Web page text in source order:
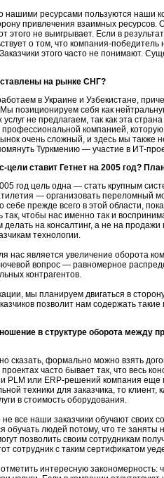
нашими ресурсами пользуются наши
привлечения взаимных
этого не выигрывает. Если в
о том, что компания-победитель
Заказчики этого часто не понимают.
на рынке СНГ?
в Украине и Узбекистане,
позиционируем себя как
не предлагаем, так как эта
профессиональной компанией,
очень сложный, и здесь мы
Туркмению — участие в ИТ-
цели ставит Гетнет на 2005 год?
год цель одна — стать крупным
— организовать переломный
себе прежде всего в этой области,
так, чтобы нас именно так и
на консалтинг, а не на
технологии.
нас является увеличение оборота
вопрос — равномерное
контрагентов.
мы планируем двигаться в
позволит нам содержать
в структуре оборота между
сказать, формально можно взять
часто бывает так, что весь
PLM или ERP-решений компания еще
техники для заказчика, то
в стоимость оборудования.
все наши заказчики обучают своих
обучать людей потому, что те
позволить своим сотрудникам
сотрудник с таким сертификатом
интересную